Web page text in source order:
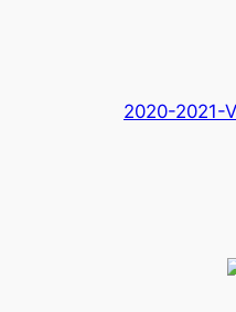
2020-2021-